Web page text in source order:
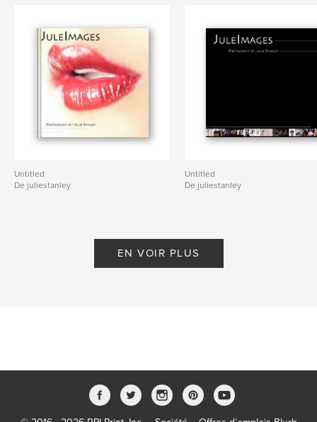
Untitled
De juliestanley
Untitled
De juliestanley
EN VOIR PLUS